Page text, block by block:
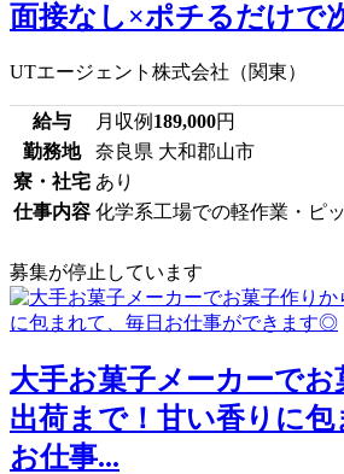
面接なし×ポチるだけで
UTエージェント株式会社（関東）
給与 月収例 189,000円
勤務地
奈良県 大和郡山市
寮・社宅 あり
仕事内容 化学系工場での軽作業・ピ
募集が停止しています
大手お菓子メーカーでお
出荷まで！甘い香りに包
お仕事...